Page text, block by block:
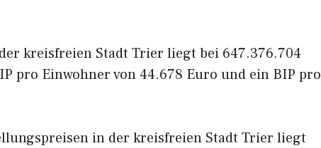
kreisfreien Stadt Trier liegt bei 647.376.704
pro Einwohner von 44.678 Euro und ein BIP pro
in der kreisfreien Stadt Trier liegt